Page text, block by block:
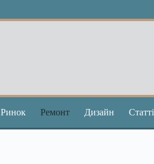
Ринок Ремонт Дизайн Статті